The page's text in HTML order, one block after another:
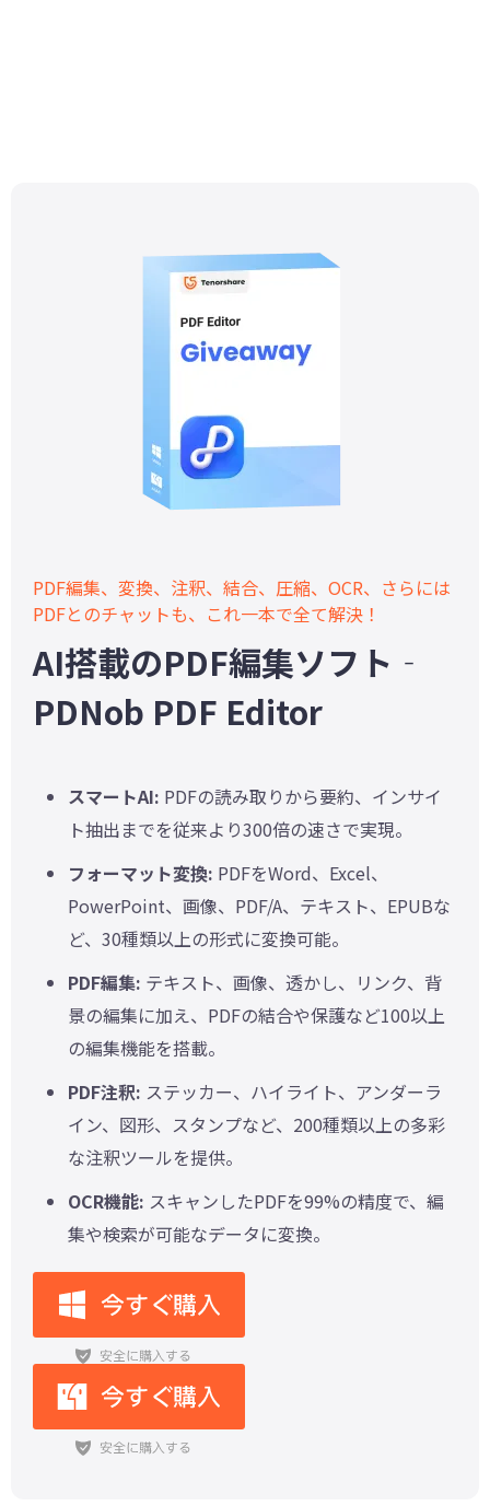
PDF編集、変換、注釈、結合、圧縮、OCR、さらには
PDFとのチャットも、これ一本で全て解決！
AI搭載のPDF編集ソフト‐
PDNob PDF Editor
スマートAI: PDFの読み取りから要約、インサイ
ト抽出までを従来より300倍の速さで実現。
フォーマット変換: PDFをWord、Excel、
PowerPoint、画像、PDF/A、テキスト、EPUBな
ど、30種類以上の形式に変換可能。
PDF編集: テキスト、画像、透かし、リンク、背
景の編集に加え、PDFの結合や保護など100以上
の編集機能を搭載。
PDF注釈: ステッカー、ハイライト、アンダーラ
イン、図形、スタンプなど、200種類以上の多彩
な注釈ツールを提供。
OCR機能: スキャンしたPDFを99%の精度で、編
集や検索が可能なデータに変換。